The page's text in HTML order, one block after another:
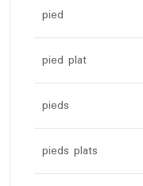
pied
pied plat
pieds
pieds plats